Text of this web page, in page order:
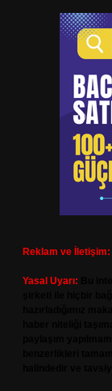
Reklam ve İletişim:
Yasal Uyarı: